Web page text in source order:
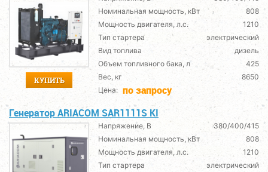
КУПИТЬ
Номинальная мощность, кВт
808
Мощность двигателя, л.с.
1210
Тип стартера
электрический
Вид топлива
дизель
Объем топливного бака, л
425
Вес, кг
8650
Цена: по запросу
Генератор ARIACOM SAR1111S KI
Напряжение, В
380/400/415
Номинальная мощность, кВт
808
Мощность двигателя, л.с.
1210
Тип стартера
электрический